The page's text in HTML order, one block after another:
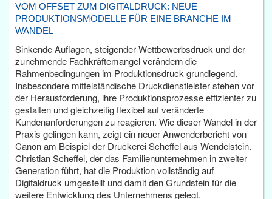
VOM OFFSET ZUM DIGITALDRUCK: NEUE
PRODUKTIONSMODELLE FÜR EINE BRANCHE IM
WANDEL
Sinkende Auflagen, steigender Wettbewerbsdruck und der
zunehmende Fachkräftemangel verändern die
Rahmenbedingungen im Produktionsdruck grundlegend.
Insbesondere mittelständische Druckdienstleister stehen vor
der Herausforderung, ihre Produktionsprozesse effizienter zu
gestalten und gleichzeitig flexibel auf veränderte
Kundenanforderungen zu reagieren. Wie dieser Wandel in der
Praxis gelingen kann, zeigt ein neuer Anwenderbericht von
Canon am Beispiel der Druckerei Scheffel aus Wendelstein.
Christian Scheffel, der das Familienunternehmen in zweiter
Generation führt, hat die Produktion vollständig auf
Digitaldruck umgestellt und damit den Grundstein für die
weitere Entwicklung des Unternehmens gelegt.